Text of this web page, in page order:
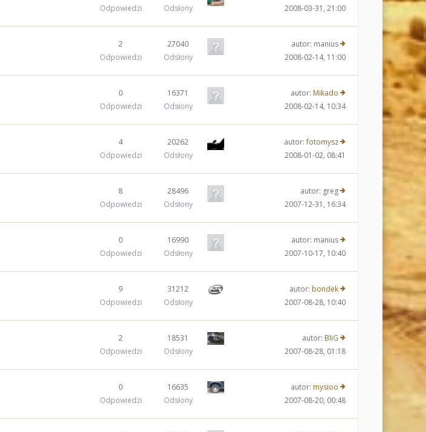
Odpowiedzi
Odsłony
2008-03-31, 21:00
2
Odpowiedzi
27040
Odsłony
autor: manius
2008-02-14, 11:00
0
Odpowiedzi
16371
Odsłony
autor: Mikado
2008-02-14, 10:34
4
Odpowiedzi
20262
Odsłony
autor:fotomysz
2008-01-02, 08:41
8
Odpowiedzi
28496
Odsłony
autor: greg
2007-12-31, 16:34
0
Odpowiedzi
16990
Odsłony
autor: manius
2007-10-17, 10:40
9
Odpowiedzi
31212
Odsłony
autor: bondek
2007-08-28, 10:40
2
Odpowiedzi
18531
Odsłony
autor: BliG
2007-08-28, 01:18
0
Odpowiedzi
16635
Odsłony
autor: mysioo
2007-08-20, 00:48